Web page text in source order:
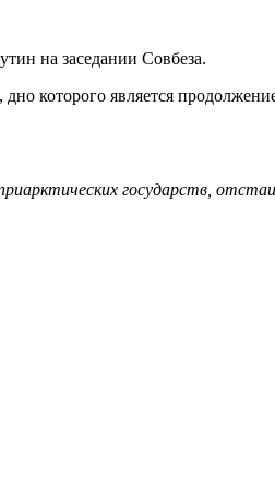
на заседании Совбеза.
которого является
государств,